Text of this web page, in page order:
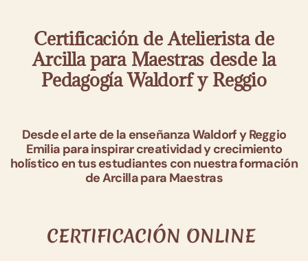
Certificación de Atelierista de
Arcilla para Maestras desde la
Pedagogía Waldorf y Reggio
Desde el arte de la enseñanza Waldorf y Reggio
Emilia para inspirar creatividad y crecimiento
holístico en tus estudiantes con nuestra formación
de Arcilla para Maestras
CERTIFICACIÓN ONLINE